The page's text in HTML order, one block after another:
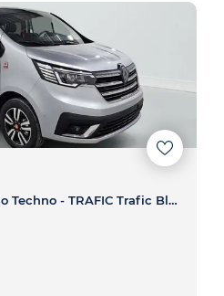
Trafic Blue dCi 170 auto Techno - TRAFIC Trafic Blue dCi 170 auto Techno